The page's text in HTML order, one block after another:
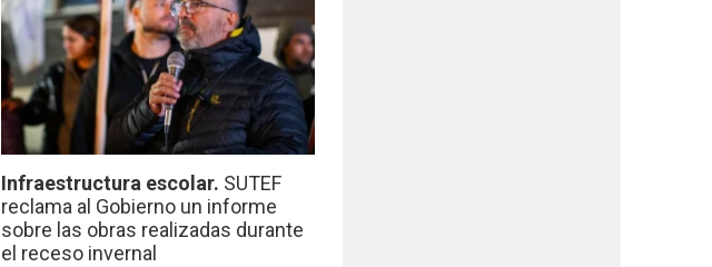
Infraestructura escolar. SUTEF
reclama al Gobierno un informe
sobre las obras realizadas durante
el receso invernal